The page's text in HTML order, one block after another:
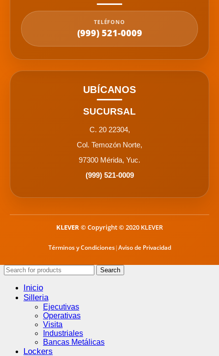
TELÉFONO
(999) 521-0009
UBÍCANOS
SUCURSAL
C. 20 22304,
Col. Temozón Norte,
97300 Mérida, Yuc.
(999) 521-0009
KLEVER© Copyright © 2020 KLEVER
Términos y Condiciones|Aviso de Privacidad
Search
Inicio
Silleria
Ejecutivas
Operativas
Visita
Industriales
Bancas Metálicas
Lockers